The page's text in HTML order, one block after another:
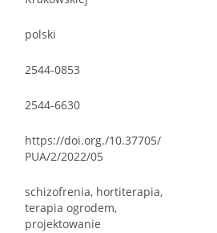
polski
2544-0853
2544-6630
https://doi.org./10.37705/
PUA/2/2022/05
schizofrenia, hortiterapia,
terapia ogrodem,
projektowanie